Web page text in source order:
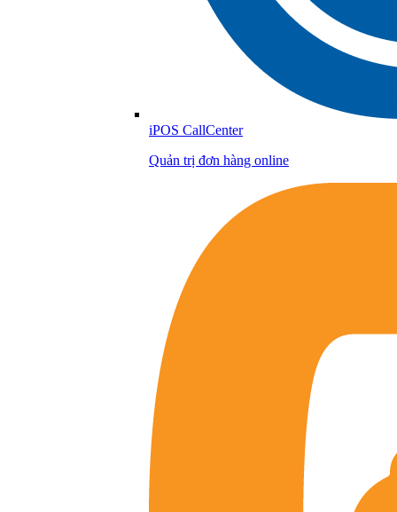
iPOS CallCenter
Quản trị đơn hàng online